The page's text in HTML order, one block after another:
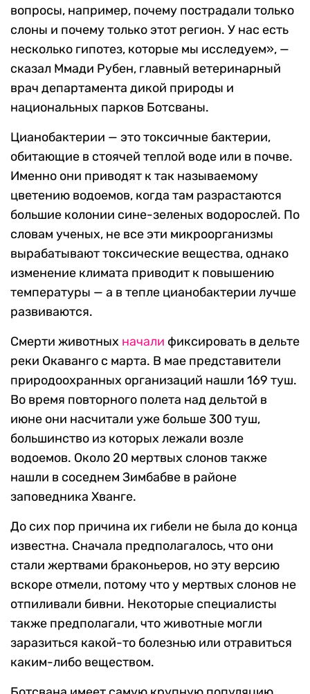
вопросы, например, почему пострадали только
слоны и почему только этот регион. У нас есть
несколько гипотез, которые мы исследуем», —
сказал Ммади Рубен, главный ветеринарный
врач департамента дикой природы и
национальных парков Ботсваны.
Цианобактерии — это токсичные бактерии,
обитающие в стоячей теплой воде или в почве.
Именно они приводят к так называемому
цветению водоемов, когда там разрастаются
большие колонии сине-зеленых водорослей. По
словам ученых, не все эти микроорганизмы
вырабатывают токсические вещества, однако
изменение климата приводит к повышению
температуры — а в тепле цианобактерии лучше
развиваются.
Смерти животных начали фиксировать в дельте
реки Окаванго с марта. В мае представители
природоохранных организаций нашли 169 туш.
Во время повторного полета над дельтой в
июне они насчитали уже больше 300 туш,
большинство из которых лежали возле
водоемов. Около 20 мертвых слонов также
нашли в соседнем Зимбабве в районе
заповедника Хванге.
До сих пор причина их гибели не была до конца
известна. Сначала предполагалось, что они
стали жертвами браконьеров, но эту версию
вскоре отмели, потому что у мертвых слонов не
отпиливали бивни. Некоторые специалисты
также предполагали, что животные могли
заразиться какой-то болезнью или отравиться
каким-либо веществом.